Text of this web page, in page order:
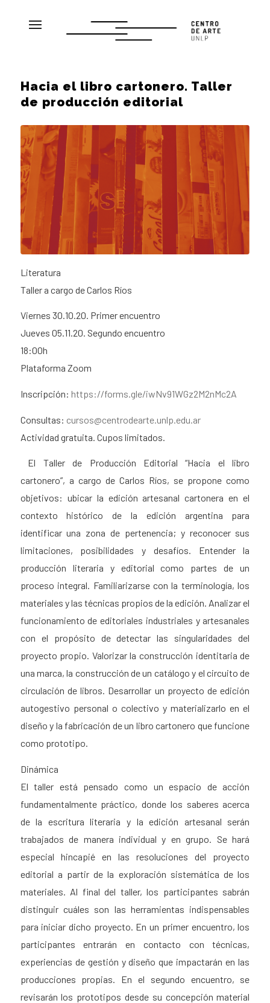
Hacia el libro cartonero. Taller
de producción editorial
Literatura
Taller a cargo de Carlos Ríos
Viernes 30.10.20. Primer encuentro
Jueves 05.11.20. Segundo encuentro
18:00h
Plataforma Zoom
Inscripción: https://forms.gle/iwNv91WGz2M2nMc2A
Consultas: cursos@centrodearte.unlp.edu.ar
Actividad gratuita. Cupos limitados.
El Taller de Producción Editorial “Hacia el libro
cartonero”, a cargo de Carlos Ríos, se propone como
objetivos: ubicar la edición artesanal cartonera en el
contexto histórico de la edición argentina para
identificar una zona de pertenencia; y reconocer sus
limitaciones, posibilidades y desafíos. Entender la
producción literaria y editorial como partes de un
proceso integral. Familiarizarse con la terminología, los
materiales y las técnicas propios de la edición. Analizar el
funcionamiento de editoriales industriales y artesanales
con el propósito de detectar las singularidades del
proyecto propio. Valorizar la construcción identitaria de
una marca, la construcción de un catálogo y el circuito de
circulación de libros. Desarrollar un proyecto de edición
autogestivo personal o colectivo y materializarlo en el
diseño y la fabricación de un libro cartonero que funcione
como prototipo.
Dinámica
El taller está pensado como un espacio de acción
fundamentalmente práctico, donde los saberes acerca
de la escritura literaria y la edición artesanal serán
trabajados de manera individual y en grupo. Se hará
especial hincapié en las resoluciones del proyecto
editorial a partir de la exploración sistemática de los
materiales. Al final del taller, los participantes sabrán
distinguir cuáles son las herramientas indispensables
para iniciar dicho proyecto. En un primer encuentro, los
participantes entrarán en contacto con técnicas,
experiencias de gestión y diseño que impactarán en las
producciones propias. En el segundo encuentro, se
revisarán los prototipos desde su concepción material